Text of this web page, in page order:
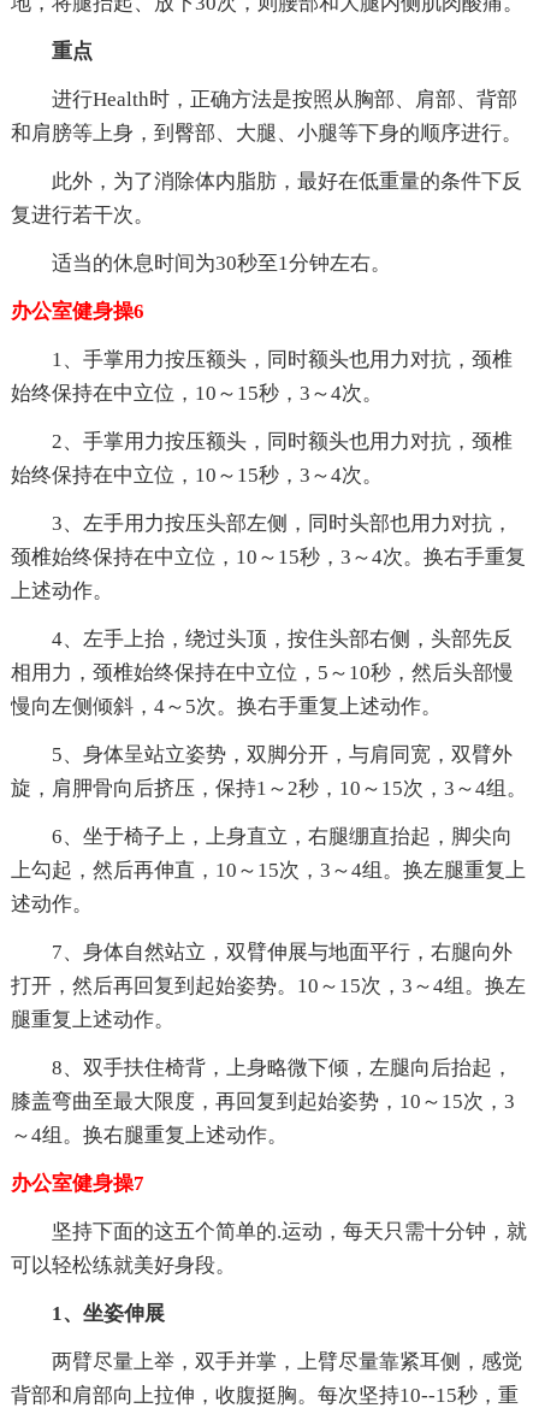
重点
进行Health时，正确方法是按照从胸部、肩部、背部
和肩膀等上身，到臀部、大腿、小腿等下身的顺序进行。
此外，为了消除体内脂肪，最好在低重量的条件下反
复进行若干次。
适当的休息时间为30秒至1分钟左右。
办公室健身操6
1、手掌用力按压额头，同时额头也用力对抗，颈椎
始终保持在中立位，10～15秒，3～4次。
2、手掌用力按压额头，同时额头也用力对抗，颈椎
始终保持在中立位，10～15秒，3～4次。
3、左手用力按压头部左侧，同时头部也用力对抗，
颈椎始终保持在中立位，10～15秒，3～4次。换右手重复
上述动作。
4、左手上抬，绕过头顶，按住头部右侧，头部先反
相用力，颈椎始终保持在中立位，5～10秒，然后头部慢
慢向左侧倾斜，4～5次。换右手重复上述动作。
5、身体呈站立姿势，双脚分开，与肩同宽，双臂外
旋，肩胛骨向后挤压，保持1～2秒，10～15次，3～4组。
6、坐于椅子上，上身直立，右腿绷直抬起，脚尖向
上勾起，然后再伸直，10～15次，3～4组。换左腿重复上
述动作。
7、身体自然站立，双臂伸展与地面平行，右腿向外
打开，然后再回复到起始姿势。10～15次，3～4组。换左
腿重复上述动作。
8、双手扶住椅背，上身略微下倾，左腿向后抬起，
膝盖弯曲至最大限度，再回复到起始姿势，10～15次，3
～4组。换右腿重复上述动作。
办公室健身操7
坚持下面的这五个简单的.运动，每天只需十分钟，就
可以轻松练就美好身段。
1、坐姿伸展
两臂尽量上举，双手并掌，上臂尽量靠紧耳侧，感觉
背部和肩部向上拉伸，收腹挺胸。每次坚持10--15秒，重